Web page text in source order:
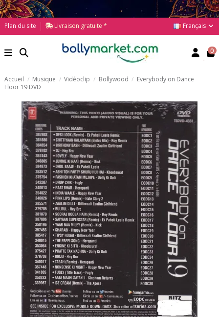
Plan du site Livraison gratuite * Français
0
Accueil Musique Vidéoclip Bollywood
Everybody on Dance
Floor 19 DVD